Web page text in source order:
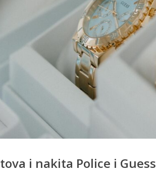
i nakita Police i Guess